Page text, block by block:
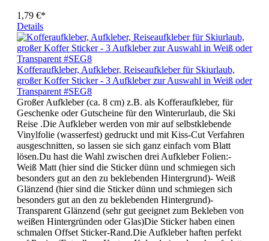
1,79 €*
Details
Kofferaufkleber, Aufkleber, Reiseaufkleber für Skiurlaub,
großer Koffer Sticker - 3 Aufkleber zur Auswahl in Weiß oder
Transparent #SEG8
Großer Aufkleber (ca. 8 cm) z.B. als Kofferaufkleber, für
Geschenke oder Gutscheine für den Winterurlaub, die Ski
Reise .Die Aufkleber werden von mir auf selbstklebende
Vinylfolie (wasserfest) gedruckt und mit Kiss-Cut Verfahren
ausgeschnitten, so lassen sie sich ganz einfach vom Blatt
lösen.Du hast die Wahl zwischen drei Aufkleber Folien:-
Weiß Matt (hier sind die Sticker dünn und schmiegen sich
besonders gut an den zu beklebenden Hintergrund)- Weiß
Glänzend (hier sind die Sticker dünn und schmiegen sich
besonders gut an den zu beklebenden Hintergrund)-
Transparent Glänzend (sehr gut geeignet zum Bekleben von
weißen Hintergründen oder Glas)Die Sticker haben einen
schmalen Offset Sticker-Rand.Die Aufkleber haften perfekt